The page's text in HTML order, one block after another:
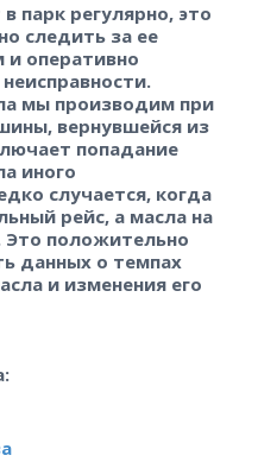
парк регулярно, это
следить за ее
и оперативно
мы производим при
вернувшейся из
попадание
иного
случается, когда
рейс, а масла на
Это положительно
данных о темпах
и изменения его